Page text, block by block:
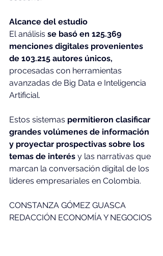
Alcance del estudio
El análisis se basó en 125.369
menciones digitales provenientes
de 103.215 autores únicos,
procesadas con herramientas
avanzadas de Big Data e Inteligencia
Artificial.
Estos sistemas permitieron clasificar
grandes volúmenes de información
y proyectar prospectivas sobre los
temas de interés y las narrativas que
marcan la conversación digital de los
líderes empresariales en Colombia.
CONSTANZA GÓMEZ GUASCA
REDACCIÓN ECONOMÍA Y NEGOCIOS